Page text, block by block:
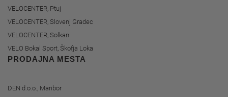
VELOCENTER, Ptuj
VELOCENTER, Slovenj Gradec
VELOCENTER, Solkan
VELO Bokal Sport, Škofja Loka
PRODAJNA MESTA
DEN d.o.o., Maribor